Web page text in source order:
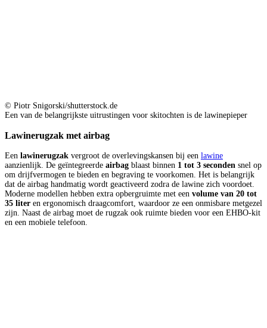
© Piotr Snigorski/shutterstock.de
Een van de belangrijkste uitrustingen voor skitochten is de lawinepieper
Lawinerugzak met airbag
Een lawinerugzak vergroot de overlevingskansen bij een lawine
aanzienlijk. De geïntegreerde airbag blaast binnen 1 tot 3 seconden snel op
om drijfvermogen te bieden en begraving te voorkomen. Het is belangrijk
dat de airbag handmatig wordt geactiveerd zodra de lawine zich voordoet.
Moderne modellen hebben extra opbergruimte met een volume van 20 tot
35 liter en ergonomisch draagcomfort, waardoor ze een onmisbare metgezel
zijn. Naast de airbag moet de rugzak ook ruimte bieden voor een EHBO-kit
en een mobiele telefoon.